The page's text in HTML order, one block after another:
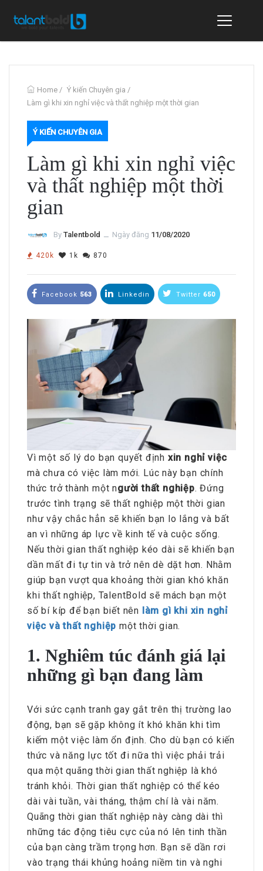
Home / Ý kiến Chuyên gia /
Làm gì khi xin nghỉ việc và thất nghiệp một thời gian
Ý KIẾN CHUYÊN GIA
Làm gì khi xin nghỉ việc
và thất nghiệp một thời
gian
By Talentbold ــ Ngày đăng 11/08/2020
420k 1k 870
Facebook 563 Linkedin Twitter 650
Vì một số lý do bạn quyết định xin nghỉ việc
mà chưa có việc làm mới. Lúc này bạn chính
thức trở thành một người thất nghiệp. Đứng
trước tình trạng sẽ thất nghiệp một thời gian
như vậy chắc hẳn sẽ khiến bạn lo lắng và bất
an vì những áp lực về kinh tế và cuộc sống.
Nếu thời gian thất nghiệp kéo dài sẽ khiến bạn
dần mất đi tự tin và trở nên dè dặt hơn. Nhằm
giúp bạn vượt qua khoảng thời gian khó khăn
khi thất nghiệp, TalentBold sẽ mách bạn một
số bí kíp để bạn biết nên làm gì khi xin nghỉ
việc và thất nghiệp một thời gian.
1. Nghiêm túc đánh giá lại
những gì bạn đang làm
Với sức cạnh tranh gay gắt trên thị trường lao
động, bạn sẽ gặp không ít khó khăn khi tìm
kiếm một việc làm ổn định. Cho dù bạn có kiến
thức và năng lực tốt đi nữa thì việc phải trải
qua một quãng thời gian thất nghiệp là khó
tránh khỏi. Thời gian thất nghiệp có thể kéo
dài vài tuần, vài tháng, thậm chí là vài năm.
Quãng thời gian thất nghiệp này càng dài thì
những tác động tiêu cực của nó lên tinh thần
của bạn càng trầm trọng hơn. Bạn sẽ dần rơi
vào trạng thái khủng hoảng niềm tin và nghi